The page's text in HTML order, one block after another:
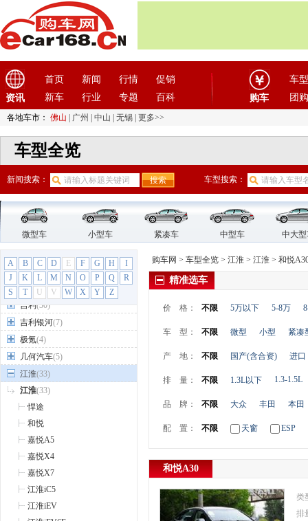
资讯
首页 新闻 行情
促销
新车
行业 专题 百科 购车
车型
团购
各地车市： 佛山 广州 中山 无锡 更多>>
车型全览
新闻搜索： 车型搜索：
微型车 小型车 紧凑车 中型车 中大
A B C D E F G H
I
J
K L M N O P Q
R
S
T U V W X Y Z
悍马(4)
昊铂(2)
合创(1)
红旗
(12)
红星汽车(1)
华晨雷诺(1)
华颂(1)
华泰汽车(9)
华泰新能源(4)
黄海(8)
iCAR(2)
ARCFOX极狐(6)
Jeep(14)
吉利(30)
吉利银河(7)
极氪(4)
几何汽车(5)
江淮(33)
江淮(33)
悍途
和悦
嘉悦A5
嘉悦X4
嘉悦X7
江淮iC5
江淮iEV
购车网 > 车型全览 > 江淮 > 江淮 > 和悦
精准选车
价 格： 不限 5万以下 5-8万
车 型： 不限 微型 小型 紧凑
产 地： 不限 国产(含合资) 进口
排 量： 不限 1.3L以下 1.3-1.5L
品 牌： 不限 大众 丰田 本田
配 置： 不限 天窗 ESP
和悦A30
类
排